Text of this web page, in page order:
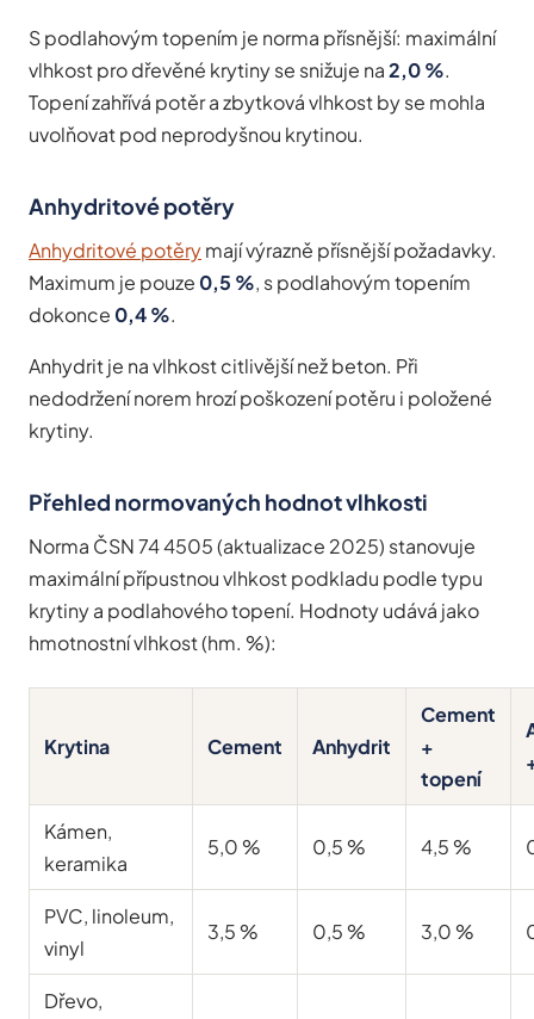
S podlahovým topením je norma přísnější: maximální
vlhkost pro dřevěné krytiny se snižuje na2,0 %.
Topení zahřívá potěr a zbytková vlhkost by se mohla
uvolňovat pod neprodyšnou krytinou.
Anhydritové potěry
Anhydritové potěrymají výrazně přísnější požadavky.
Maximum je pouze 0,5 %, s podlahovým topením
dokonce 0,4 %.
Anhydrit je na vlhkost citlivější než beton. Při
nedodržení norem hrozí poškození potěru i položené
krytiny.
Přehled normovaných hodnot vlhkosti
Norma ČSN 74 4505 (aktualizace 2025) stanovuje
maximální přípustnou vlhkost podkladu podle typu
krytiny a podlahového topení. Hodnoty udává jako
hmotnostní vlhkost (hm. %):
Krytina Cement Anhydrit
Cement
+
topení
Kámen,
keramika
5,0 % 0,5 % 4,5 %
PVC, linoleum,
vinyl
3,5 % 0,5 % 3,0 %
Dřevo,